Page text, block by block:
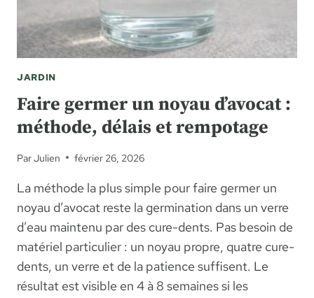
PAS
JARDIN
Faire germer un noyau d’avocat :
méthode, délais et rempotage
ParJulien février 26, 2026
La méthode la plus simple pour faire germer un
noyau d’avocat reste la germination dans un verre
d’eau maintenu par des cure-dents. Pas besoin de
matériel particulier : un noyau propre, quatre cure-
dents, un verre et de la patience suffisent. Le
résultat est visible en 4 à 8 semaines si les